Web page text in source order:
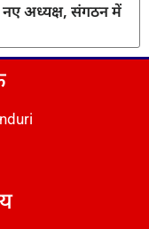
अध्यक्ष, संगठन में